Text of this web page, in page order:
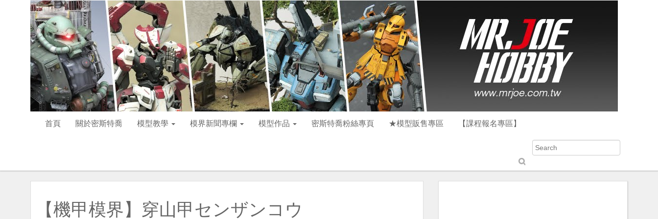
首頁 關於密斯特喬 模型教學 模界新聞專欄 模型作品 密斯特喬粉絲專頁 ★模型販售專區 【課程報名專區】
S
u
b
【機甲模界】穿山甲センザンコウ